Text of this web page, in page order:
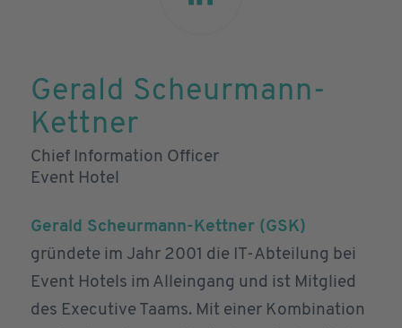
Gerald Scheurmann-
Kettner
Chief Information Officer
Event Hotel
Gerald Scheurmann-Kettner (GSK)
gründete im Jahr 2001 die IT-Abteilung bei
Event Hotels im Alleingang und ist Mitglied
des Executive Taams. Mit einer Kombination